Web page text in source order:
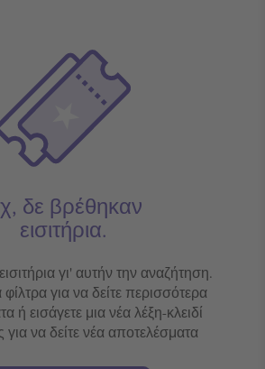
δε βρέθηκαν
εισιτήρια.
γι' αυτήν την αναζήτηση.
για να δείτε περισσότερα
ή εισάγετε μια νέα λέξη-κλειδί
να δείτε νέα αποτελέσματα